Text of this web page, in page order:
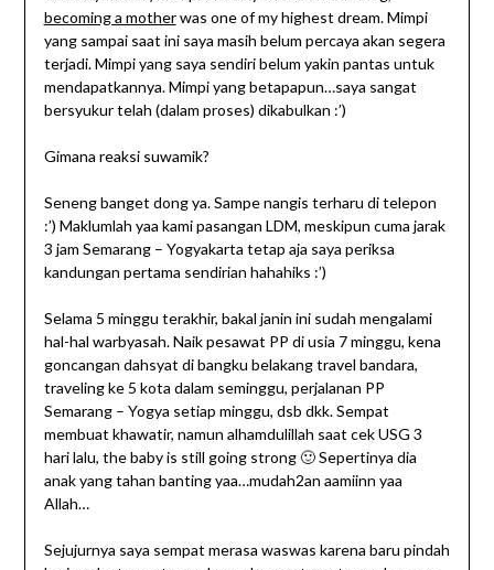
becoming a motherwas one of my highest dream. Mimpi
yang sampai saat ini saya masih belum percaya akan segera
terjadi. Mimpi yang saya sendiri belum yakin pantas untuk
mendapatkannya. Mimpi yang betapapun…saya sangat
bersyukur telah (dalam proses) dikabulkan :’)
Gimana reaksi suwamik?
Seneng banget dong ya. Sampe nangis terharu di telepon
:’) Maklumlah yaa kami pasangan LDM, meskipun cuma jarak
3 jam Semarang – Yogyakarta tetap aja saya periksa
kandungan pertama sendirian hahahiks :’)
Selama 5 minggu terakhir, bakal janin ini sudah mengalami
hal-hal warbyasah. Naik pesawat PP di usia 7 minggu, kena
goncangan dahsyat di bangku belakang travel bandara,
traveling ke 5 kota dalam seminggu, perjalanan PP
Semarang – Yogya setiap minggu, dsb dkk. Sempat
membuat khawatir, namun alhamdulillah saat cek USG 3
hari lalu, the baby is still going strong 🙂 Sepertinya dia
anak yang tahan banting yaa…mudah2an aamiinn yaa
Allah…
Sejujurnya saya sempat merasa waswas karena baru pindah